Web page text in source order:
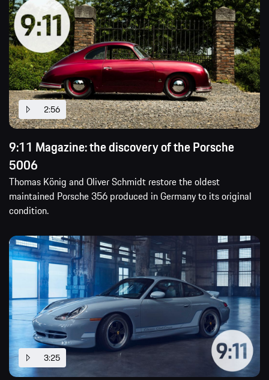
2:56
9:11 Magazine: the discovery of the Porsche
5006
Thomas König and Oliver Schmidt restore the oldest
maintained Porsche 356 produced in Germany to its original
condition.
3:25